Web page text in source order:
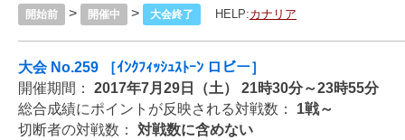
開始前
> 開催中 > 大会終了 HELP:カナリア
大会 No.259 ［ｲﾝｸﾌｨｯｼｭｽﾄｰﾝ ロビー］
開催期間： 2017年7月29日（土） 21時30分～23時55分
総合成績にポイントが反映される対戦数： 1戦～
切断者の対戦数： 対戦数に含めない